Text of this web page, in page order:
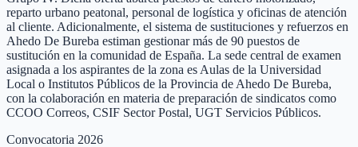
reparto urbano peatonal, personal de logística y oficinas de atención
al cliente. Adicionalmente, el sistema de sustituciones y refuerzos en
Ahedo De Bureba estiman gestionar más de 90 puestos de
sustitución en la comunidad de España. La sede central de examen
asignada a los aspirantes de la zona es Aulas de la Universidad
Local o Institutos Públicos de la Provincia de Ahedo De Bureba,
con la colaboración en materia de preparación de sindicatos como
CCOO Correos, CSIF Sector Postal, UGT Servicios Públicos.
Convocatoria 2026